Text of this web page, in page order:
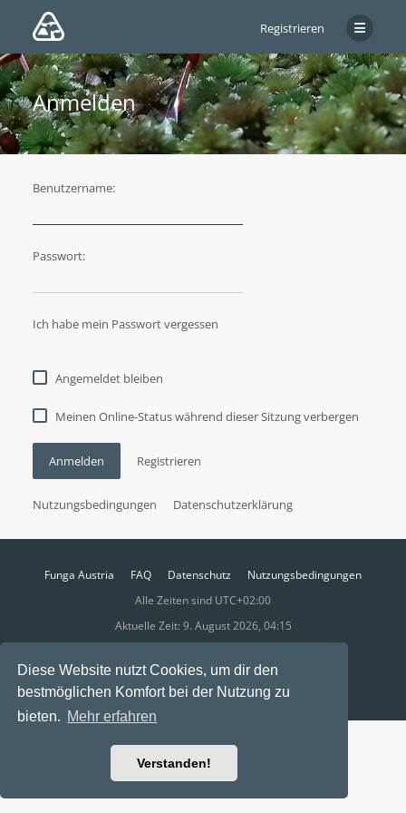
Diese Website nutzt Cookies, um dir den
bestmöglichen Komfort bei der Nutzung zu
bieten. Mehr erfahren
Verstanden!
Registrieren
Anmelden
Benutzername:
Passwort:
Ich habe mein Passwort vergessen
Angemeldet bleiben
Meinen Online-Status während dieser Sitzung verbergen
Anmelden Registrieren
Nutzungsbedingungen Datenschutzerklärung
Funga Austria FAQ Datenschutz
Nutzungsbedingungen
Alle Zeiten sind UTC+02:00
Aktuelle Zeit: 9. August 2026, 04:15
Ravaio Theme byGramziu